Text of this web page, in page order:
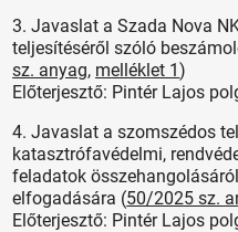
3. Javaslat a Szada Nova
teljesítéséről szóló
sz. anyag, melléklet 1)
Előterjesztő: Pintér Lajos
4. Javaslat a szomszédos
katasztrófavédelmi,
feladatok
elfogadására (50/2025 sz.
Előterjesztő: Pintér Lajos